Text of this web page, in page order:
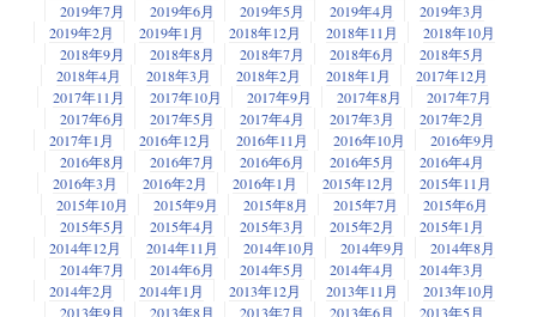
2019年7月
2019年6月 2019年5月 2019年4月
2019年3月
2019年2月
2019年1月 2018年12月 2018年11月
2018年10月
2018年9月
2018年8月 2018年7月 2018年6月
2018年5月
2018年4月
2018年3月 2018年2月 2018年1月
2017年12月
2017年11月
2017年10月 2017年9月 2017年8月
2017年7月
2017年6月
2017年5月 2017年4月 2017年3月
2017年2月
2017年1月
2016年12月 2016年11月 2016年10月
2016年9月
2016年8月
2016年7月 2016年6月 2016年5月
2016年4月
2016年3月
2016年2月 2016年1月 2015年12月
2015年11月
2015年10月
2015年9月 2015年8月 2015年7月
2015年6月
2015年5月
2015年4月 2015年3月 2015年2月
2015年1月
2014年12月
2014年11月 2014年10月 2014年9月
2014年8月
2014年7月
2014年6月 2014年5月 2014年4月
2014年3月
2014年2月
2014年1月 2013年12月 2013年11月
2013年10月
2013年9月
2013年8月 2013年7月 2013年6月 2013年5月